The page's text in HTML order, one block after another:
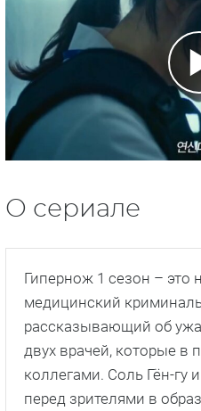
О сериале
Гипернож 1 сезон – это
медицинский
рассказывающий об
двух врачей, которые в
коллегами. Соль Гён-гу
перед зрителями в